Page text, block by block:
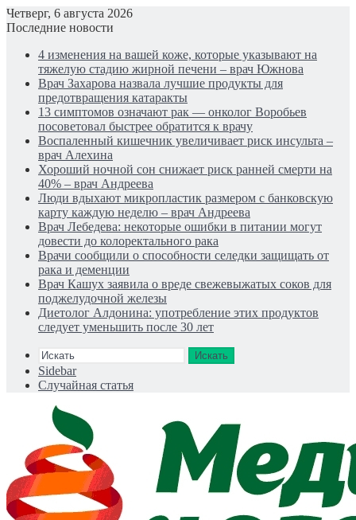
Четверг, 6 августа 2026
Последние новости
4 изменения на вашей коже, которые указывают на
тяжелую стадию жирной печени – врач Южнова
Врач Захарова назвала лучшие продукты для
предотвращения катаракты
13 симптомов означают рак — онколог Воробьев
посоветовал быстрее обратится к врачу
Воспаленный кишечник увеличивает риск инсульта –
врач Алехина
Хороший ночной сон снижает риск ранней смерти на
40% – врач Андреева
Люди вдыхают микропластик размером с банковскую
карту каждую неделю – врач Андреева
Врач Лебедева: некоторые ошибки в питании могут
довести до колоректального рака
Врачи сообщили о способности селедки защищать от
рака и деменции
Врач Кашух заявила о вреде свежевыжатых соков для
поджелудочной железы
Диетолог Алдонина: употребление этих продуктов
следует уменьшить после 30 лет
Искать
Sidebar
Случайная статья